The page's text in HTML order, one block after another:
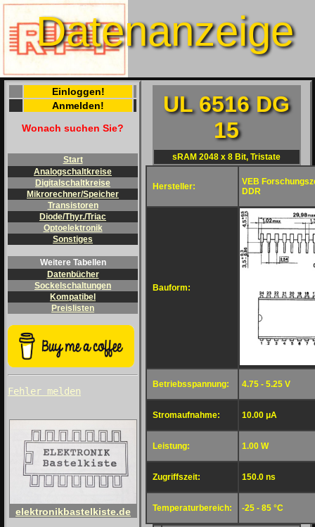
Datenanzeige
Einloggen!
Anmelden!
Wonach suchen Sie?
Start
Analogschaltkreise
Digitalschaltkreise
Mikrorechner/Speicher
Transistoren
Diode/Thyr./Triac
Optoelektronik
Sonstiges
Weitere Tabellen
Datenbücher
Sockelschaltungen
Kompatibel
Preislisten
Fehler melden
elektronikbastelkiste.de
UL 6516 DG
15
sRAM 2048 x 8 Bit, Tristate
Hersteller:
VEB
DDR
Bauform:
Betriebsspannung: 4.75 - 5.25 V
Stromaufnahme: 10.00 μA
Leistung: 1.00 W
Zugriffszeit: 150.0 ns
Temperaturbereich: -25 - 85 °C